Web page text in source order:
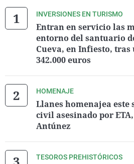
INVERSIONES EN TURISMO
Entran en servicio las
entorno del santuario
Cueva, en Infiesto,
342.000 euros
HOMENAJE
Llanes homenajea este
civil asesinado por
Antúnez
TESOROS PREHISTÓRICOS